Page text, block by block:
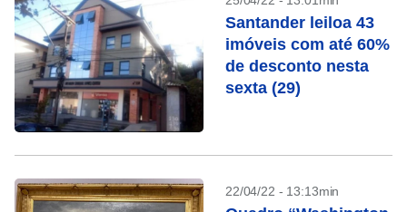
Santander leiloa 43
imóveis com até 60%
de desconto nesta
sexta (29)
22/04/22 - 13:13min